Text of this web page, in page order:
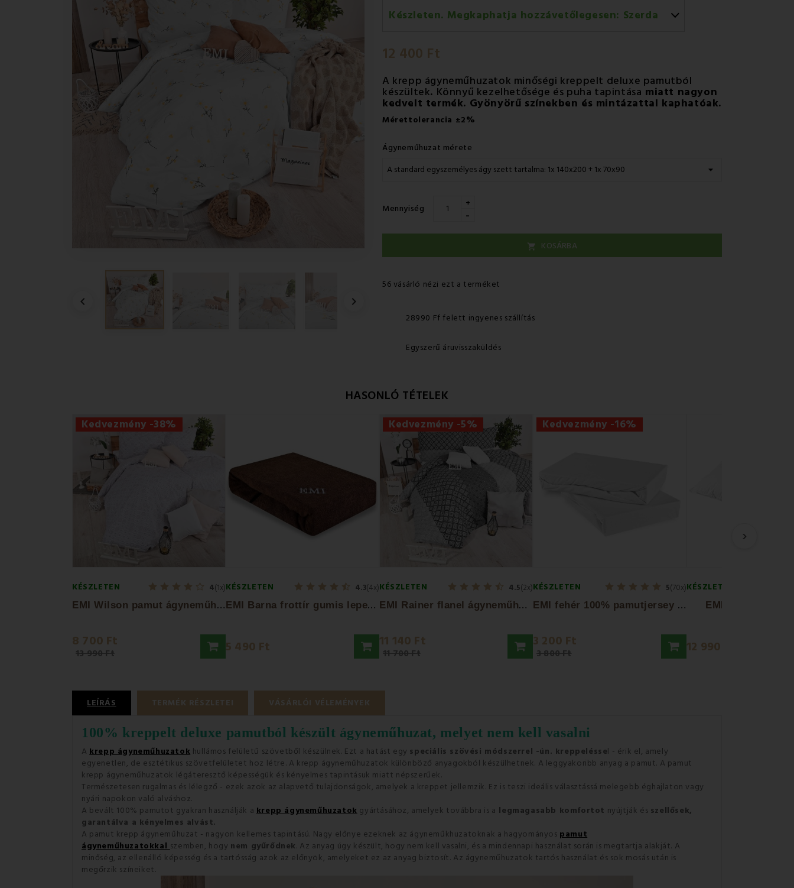
 
Készleten. Megkaphatja hozzávetőlegesen: Szerda
Csütörtök 13.08
12 400 Ft
A krepp ágyneműhuzatok minőségi kreppelt deluxe pamutból
készültek. Könnyű kezelhetősége és puha tapintása miatt nagyon
kedvelt termék. Gyönyörű színekben és mintázattal kaphatóak.
Mérettolerancia ±2%
Ágyneműhuzat mérete
Mennyiség +
-
 KOSÁRBA
56 vásárló nézi ezt a terméket
28990 Ff felett ingyenes szállítás
Egyszerű áruvisszaküldés
HASONLÓ TÉTELEK
Kedvezmény -38%
KÉSZLETEN 4(1x)
E
MI Wilson pamut ágyneműhuzat
8 700 Ft
13 990 Ft
KÉSZLETEN 4.3(4x)
E
MI Barna frottír gumis lepedő
5 490 Ft
Kedvezmény -5%
KÉSZLETEN 4.5(2x)
E
MI Rainer flanel ágyneműhuzat
11 140 Ft
11 700 Ft
Kedvezmény -16%
KÉSZLETEN 5(70x)
E
MI fehér 100% pamutjersey gumis lepedő
3 200 Ft
3 800 Ft
KÉSZLETEN
EMI tollpárna
12 990 Ft
›
LEÍRÁS TERMÉK RÉSZLETEI VÁSÁRLÓI VÉLEMÉNYEK
100% kreppelt deluxe pamutból készült ágyneműhuzat, melyet nem kell vasalni
Akrepp ágyneműhuzatok hullámos felületű szövetből készülnek. Ezt a hatást egy speciális szövési módszerrel -ún. kreppeléssel - érik el, amely
egyenetlen, de esztétikus szövetfelületet hoz létre. A krepp ágyneműhuzatok különböző anyagokból készülhetnek. A leggyakoribb anyag a pamut. A pamut
krepp ágyneműhuzatok légáteresztő képességük és kényelmes tapintásuk miatt népszerűek.
Természetesen rugalmas és lélegző - ezek azok az alapvető tulajdonságok, amelyek a kreppet jellemzik. Ez is teszi ideális választássá melegebb éghajlaton vagy
nyári napokon való alváshoz.
A bevált 100% pamutot gyakran használják a krepp ágyneműhuzatokgyártásához, amelyek továbbra is a legmagasabb komfortot nyújtják és szellősek,
garantálva a kényelmes alvást.
A pamut krepp ágyneműhuzat - nagyon kellemes tapintású. Nagy előnye ezeknek az ágyneműkhuzatoknak a hagyományos pamut
ágyneműhuzatokkalszemben, hogy nem gyűrődnek. Az anyag úgy készült, hogy nem kell vasalni, és a mindennapi használat során is megtartja alakját. A
minőség, az ellenálló képesség és a tartósság azok az előnyök, amelyeket ez az anyag biztosít. Az ágyneműhuzatok tartós használat és sok mosás után is
megőrzik színeiket.